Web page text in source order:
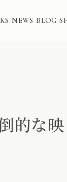
NEWS BLOG
的な映